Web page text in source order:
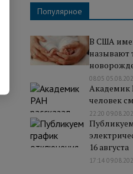
Популярное
В США
называют
08:05
Академик
человек
22:20
16 августа
17:14